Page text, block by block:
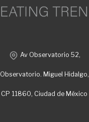
Av Observatorio 52,
Observatorio. Miguel Hidalgo,
CP 11860, Ciudad de México